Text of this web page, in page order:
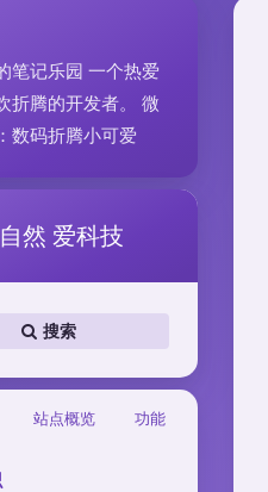
笔记乐园 一个热爱
折腾的开发者。 微
数码折腾小可爱
然 爱科技
搜索
站点概览 功能